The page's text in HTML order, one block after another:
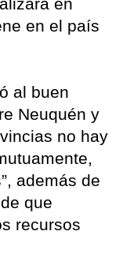
en el país
al buen
Neuquén y
no hay
además de
que
recursos